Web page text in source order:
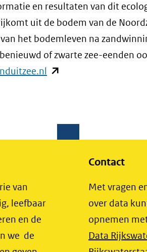
en resultaten van dit
uit de bodem van de
het bodemleven na
of zwarte zee-eenden
(opent
van
leefbaar
en de
we de
Contact
Met vragen
over data
opnemen
Data